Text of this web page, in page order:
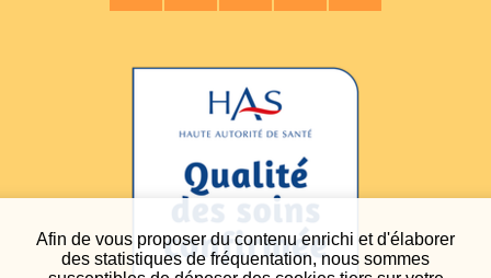
Afin de vous proposer du contenu enrichi et d'élaborer
des statistiques de fréquentation, nous sommes